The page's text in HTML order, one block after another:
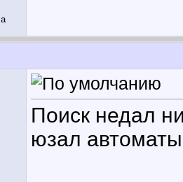
Поиск недал
юзал